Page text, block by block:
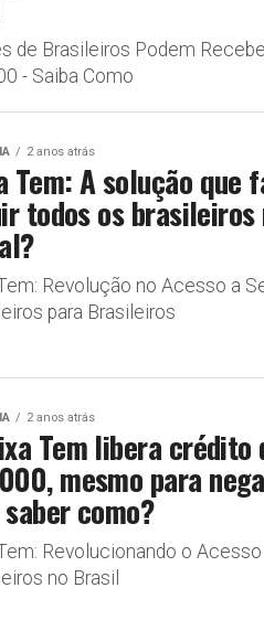
de Brasileiros Podem
- Saiba Como
2 anos atrás
Tem: A solução que
todos os brasileiros
Revolução no Acesso a
para Brasileiros
2 anos atrás
Tem libera crédito
mesmo para
como?
Revolucionando o
no Brasil